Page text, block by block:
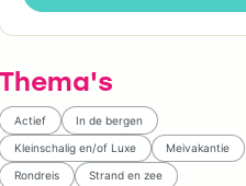
Thema's
Actief In de bergen
Kleinschalig en/of Luxe Meivakantie
Rondreis Strand en zee